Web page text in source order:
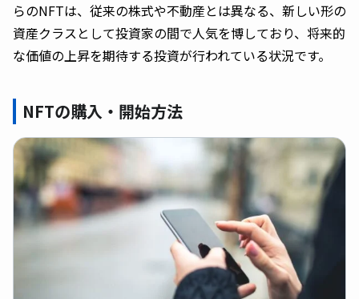
らのNFTは、従来の株式や不動産とは異なる、新しい形の
資産クラスとして投資家の間で人気を博しており、将来的
な価値の上昇を期待する投資が行われている状況です。
NFTの購入・開始方法